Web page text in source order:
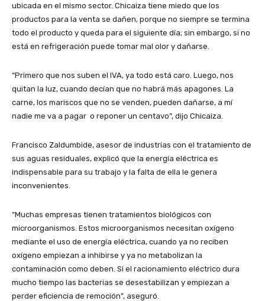
ubicada en el mismo sector. Chicaiza tiene miedo que los
productos para la venta se dañen, porque no siempre se termina
todo el producto y queda para el siguiente día; sin embargo, si no
está en refrigeración puede tomar mal olor y dañarse.
“Primero que nos suben el IVA, ya todo está caro. Luego, nos
quitan la luz, cuando decían que no habrá más apagones. La
carne, los mariscos que no se venden, pueden dañarse, a mí
nadie me va a pagar o reponer un centavo”, dijo Chicaiza.
Francisco Zaldumbide, asesor de industrias con el tratamiento de
sus aguas residuales, explicó que la energía eléctrica es
indispensable para su trabajo y la falta de ella le genera
inconvenientes.
“Muchas empresas tienen tratamientos biológicos con
microorganismos. Estos microorganismos necesitan oxígeno
mediante el uso de energía eléctrica, cuando ya no reciben
oxígeno empiezan a inhibirse y ya no metabolizan la
contaminación como deben. Si el racionamiento eléctrico dura
mucho tiempo las bacterias se desestabilizan y empiezan a
perder eficiencia de remoción”, aseguró.